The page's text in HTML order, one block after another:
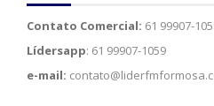
Contato Comercial: 61 99907-
Lídersapp: 61 99907-1059
e-mail: